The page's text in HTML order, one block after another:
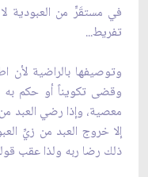
في مستقَرٍّ من العبودية
تفريط...
وتوصيفها بالراضية لأن
وقضى تكويناً أو حكم به
معصية، وإذا رضي العبد
إلا خروج العبد من زيّ‏ِ
ذلك رضا ربه ولذا عقب